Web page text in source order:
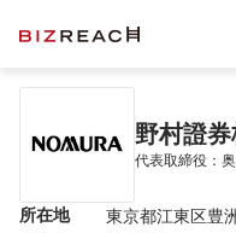
野村證
代表取締役：
所在地
東京都江東区豊